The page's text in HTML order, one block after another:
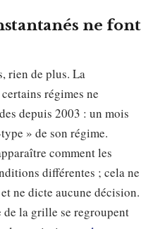
ne font
rien de plus. La
régimes ne
depuis 2003 : un mois
» de son régime.
comment les
différentes ; cela ne
ne dicte aucune décision.
la grille se regroupent